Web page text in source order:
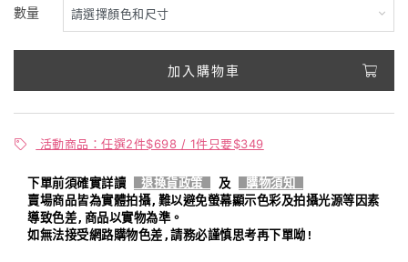
數量
加入購物車
活動商品：任選2件$698 / 1件只要$349
下單前須確實詳讀 退換貨政策 及
購物須知
賣場商品皆為實體拍攝,難以避免螢幕顯示色彩及拍攝光源等因素
導致色差,商品以實物為準。
如無法接受網路購物色差,請務必謹慎思考再下單呦!